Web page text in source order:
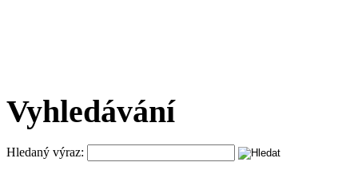
Vyhledávání
Hledaný výraz: